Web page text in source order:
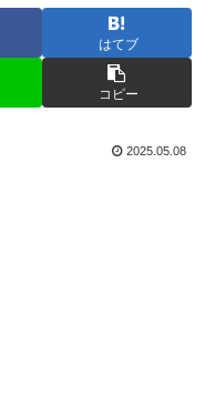
はてブ
コピー
2025.05.08